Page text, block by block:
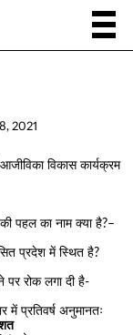
2021
विकास कार्यक्रम
पहल का नाम क्या है?–
प्रदेश में स्थित है?
पर रोक लगा दी है-
में प्रतिवर्ष अनुमानतः